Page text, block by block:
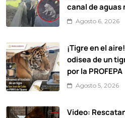
canal de aguas
Agosto 6, 2026
¡Tigre en el
odisea de un
por la PROFEPA
Agosto 5, 2026
Video: